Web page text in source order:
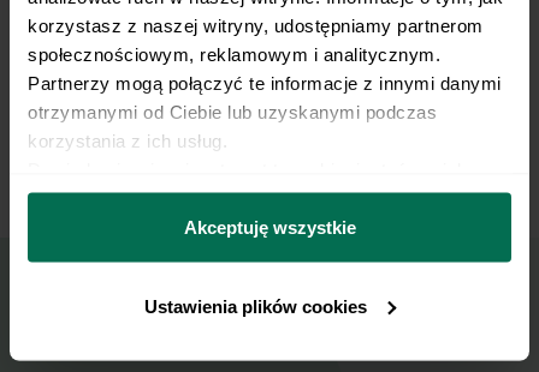
korzystasz z naszej witryny, udostępniamy partnerom
społecznościowym, reklamowym i analitycznym.
Partnerzy mogą połączyć te informacje z innymi danymi
otrzymanymi od Ciebie lub uzyskanymi podczas
korzystania z ich usług.
można się z nami skontaktować i w jaki sposób
przetwarzamy dane osobowe w ramach
prywatności.
Akceptuję wszystkie
Ustawienia plików cookies
podgrzewamy przez około 3 minuty. Dodajemy
sezam i mieszamy.
Polędwiczkę podajemy z ugotowanym ryżem,
posypujemy sezamem.